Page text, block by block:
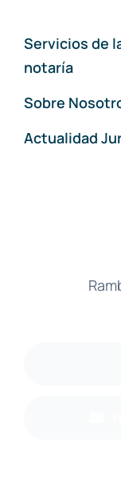
Servicios de
notaría
Sobre
Actualidad